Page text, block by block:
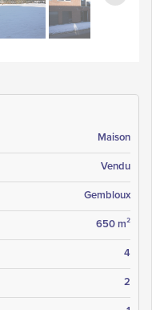
Maison
Vendu
Gembloux
650 m²
4
2